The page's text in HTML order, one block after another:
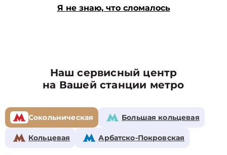
Я не знаю, что сломалось
Наш сервисный центр
на Вашей станции метро
Сокольническая Большая кольцевая
Кольцевая Арбатско-Покровская